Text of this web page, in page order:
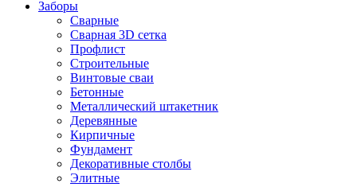
Заборы
Сварные
Сварная 3D сетка
Профлист
Строительные
Винтовые сваи
Бетонные
Металлический штакетник
Деревянные
Кирпичные
Фундамент
Декоративные столбы
Элитные